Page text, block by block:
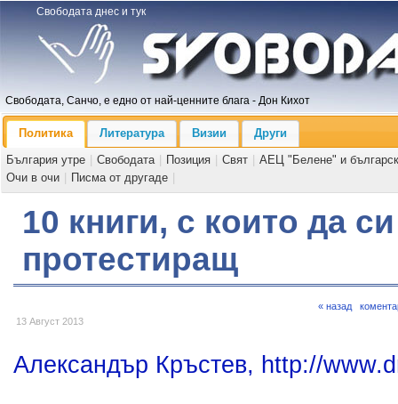
Свободата днес и тук
Свободата, Санчо, е едно от най-ценните блага - Дон Кихот
Политика Литература Визии
Други
България утре
Свободата Позиция Свят
АЕЦ "Белене" и
Очи в очи
Писма от другаде
10 книги, с които да
протестиращ
13 Август 2013
« назад
Александър Кръстев, http://